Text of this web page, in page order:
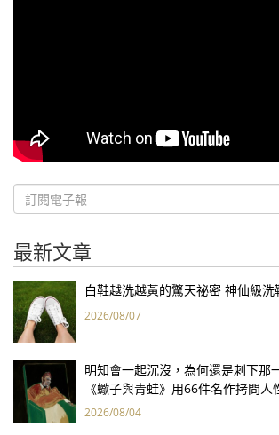
最新文章
白鞋越洗越黃的驚天祕密 神仙級洗
2026/08/07
明知會一起沉沒，為何還是刺下那
《蠍子與青蛙》用66件名作拷問人
2026/08/04